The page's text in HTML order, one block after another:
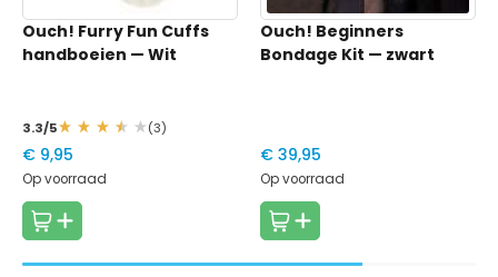
Ouch! Furry Fun Cuffs
handboeien — Wit
3.3/5 (3)
€ 9,95
Op voorraad
Ouch! Beginners
Bondage Kit — zwart
€ 39,95
Op voorraad